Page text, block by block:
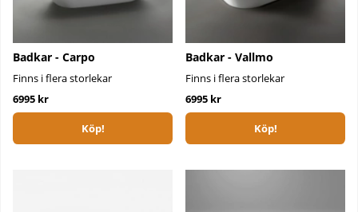
Badkar - Carpo
Finns i flera storlekar
6995 kr
Köp!
Badkar - Vallmo
Finns i flera storlekar
6995 kr
Köp!